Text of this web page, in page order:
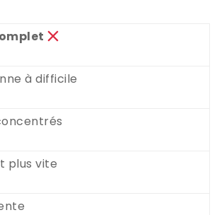
à difficile
plus vite